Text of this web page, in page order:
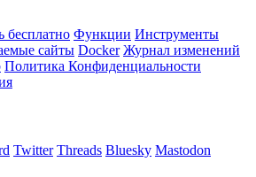
бесплатно Функции Инструменты
сайты Docker Журнал изменений
Политика Конфиденциальности
Twitter Threads Bluesky Mastodon